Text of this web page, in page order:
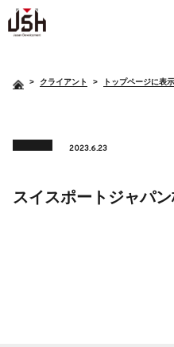
> クライアント トップページに表示
2023.6.23
スイスポートジャパ